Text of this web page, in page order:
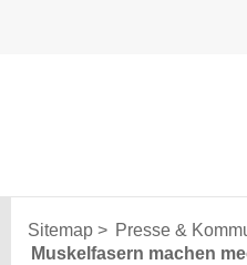
Sitemap > Presse &
Muskelfasern machen